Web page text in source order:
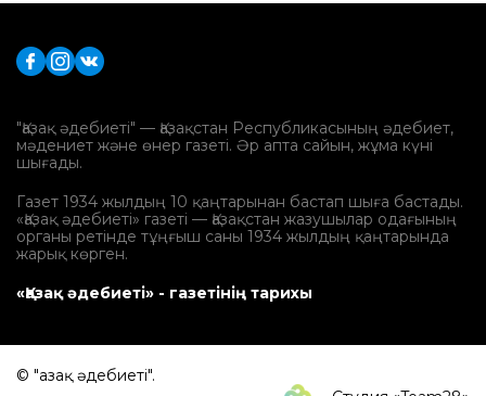
"Қазақ әдебиеті" — Қазақстан Республикасының әдебиет,
мәдениет және өнер газеті. Әр апта сайын, жұма күні
шығады.
Газет 1934 жылдың 10 қаңтарынан бастап шыға бастады.
«Қазақ әдебиеті» газеті — Қазақстан жазушылар одағының
органы ретінде тұңғыш саны 1934 жылдың қаңтарында
жарық көрген.
«Қазақ әдебиеті» - газетінің тарихы
© "Қазақ әдебиеті".